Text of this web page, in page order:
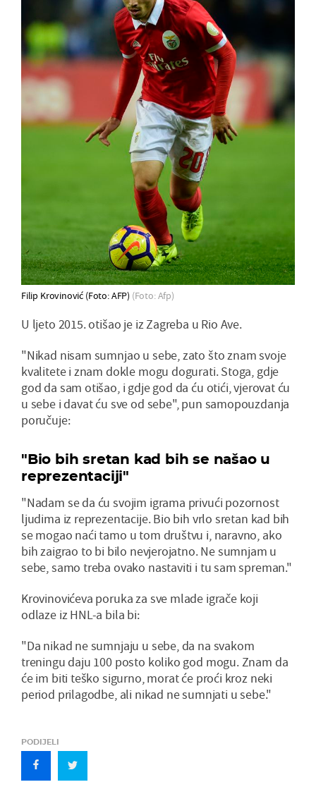
Filip Krovinović (Foto: AFP) (Foto: Afp)
U ljeto 2015. otišao je iz Zagreba u Rio Ave.
"Nikad nisam sumnjao u sebe, zato što znam svoje
kvalitete i znam dokle mogu dogurati. Stoga, gdje
god da sam otišao, i gdje god da ću otići, vjerovat ću
u sebe i davat ću sve od sebe", pun samopouzdanja
poručuje:
"Bio bih sretan kad bih se našao u
reprezentaciji"
"Nadam se da ću svojim igrama privući pozornost
ljudima iz reprezentacije. Bio bih vrlo sretan kad bih
se mogao naći tamo u tom društvu i, naravno, ako
bih zaigrao to bi bilo nevjerojatno. Ne sumnjam u
sebe, samo treba ovako nastaviti i tu sam spreman."
Krovinovićeva poruka za sve mlade igrače koji
odlaze iz HNL-a bila bi:
"Da nikad ne sumnjaju u sebe, da na svakom
treningu daju 100 posto koliko god mogu. Znam da
će im biti teško sigurno, morat će proći kroz neki
period prilagodbe, ali nikad ne sumnjati u sebe."
PODIJELI